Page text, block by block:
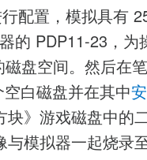
配置，模拟具有
的 PDP11-23，为
磁盘空间。然后在
白磁盘并在其中
块》游戏磁盘中的
与模拟器一起烧录